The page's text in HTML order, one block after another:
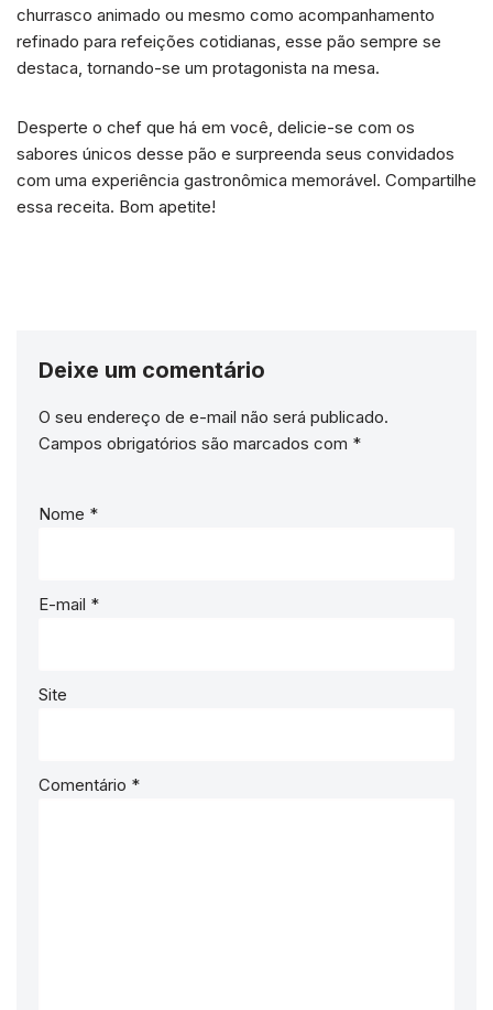
churrasco animado ou mesmo como acompanhamento
refinado para refeições cotidianas, esse pão sempre se
destaca, tornando-se um protagonista na mesa.
Desperte o chef que há em você, delicie-se com os
sabores únicos desse pão e surpreenda seus convidados
com uma experiência gastronômica memorável. Compartilhe
essa receita. Bom apetite!
Deixe um comentário
O seu endereço de e-mail não será publicado.
Campos obrigatórios são marcados com *
Nome *
E-mail *
Site
Comentário *